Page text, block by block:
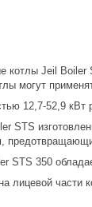
котлы Jeil
могут
12,7-52,9 кВт
STS
STS 350
лицевой